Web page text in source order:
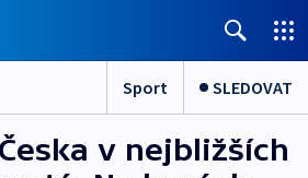
Sport SLEDOVAT
v nejbližších